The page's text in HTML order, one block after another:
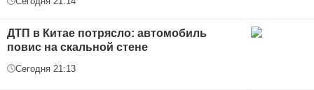
ДТП в Китае потрясло: автомобиль
повис на скальной стене
Сегодня 21:13